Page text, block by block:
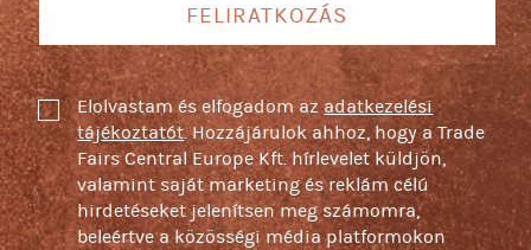
FELIRATKOZÁS
Elolvastam és elfogadom azadatkezelési
tájékoztatót. Hozzájárulok ahhoz, hogy a Trade
Fairs Central Europe Kft. hírlevelet küldjön,
valamint saját marketing és reklám célú
hirdetéseket jelenítsen meg számomra,
beleértve a közösségi média platformokon